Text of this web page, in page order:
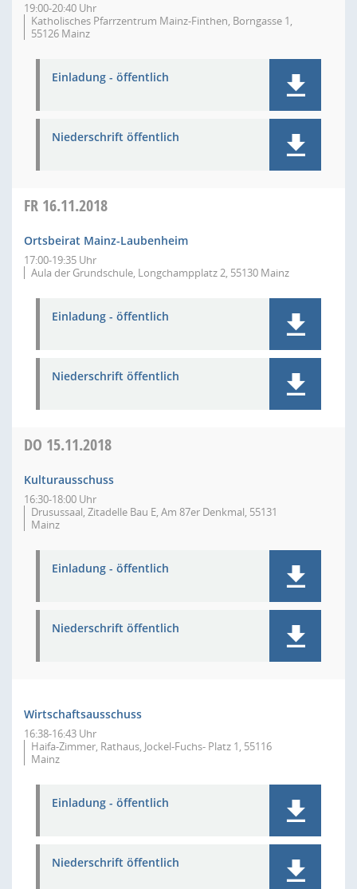
19:00-20:40 Uhr
Katholisches Pfarrzentrum Mainz-Finthen, Borngasse 1,
55126 Mainz
Einladung - öffentlich
Niederschrift öffentlich
FR 16.11.2018
Ortsbeirat Mainz-Laubenheim
17:00-19:35 Uhr
Aula der Grundschule, Longchampplatz 2, 55130 Mainz
Einladung - öffentlich
Niederschrift öffentlich
DO 15.11.2018
Kulturausschuss
16:30-18:00 Uhr
Drusussaal, Zitadelle Bau E, Am 87er Denkmal, 55131
Mainz
Einladung - öffentlich
Niederschrift öffentlich
Wirtschaftsausschuss
16:38-16:43 Uhr
Haifa-Zimmer, Rathaus, Jockel-Fuchs- Platz 1, 55116
Mainz
Einladung - öffentlich
Niederschrift öffentlich